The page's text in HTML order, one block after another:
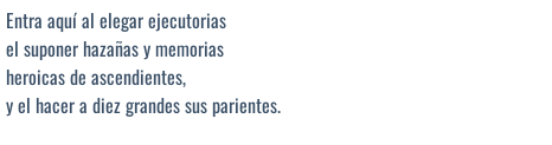
Entra aquí al elegar ejecutorias
el suponer hazañas y memorias
heroicas de ascendientes,
y el hacer a diez grandes sus parientes.